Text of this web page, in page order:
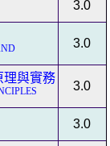
3.0
3.0
理與實務
3.0
3.0